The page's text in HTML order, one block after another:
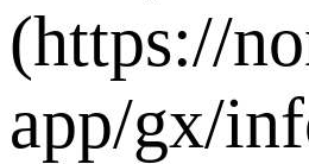
(https://
app/gx/